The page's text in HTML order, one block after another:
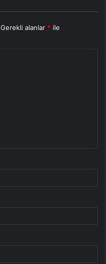
Gerekli alanlar * ile